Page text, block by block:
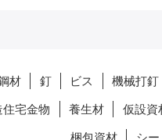
材 釘 ビス 機械打釘
住宅金物 養生材 仮設資